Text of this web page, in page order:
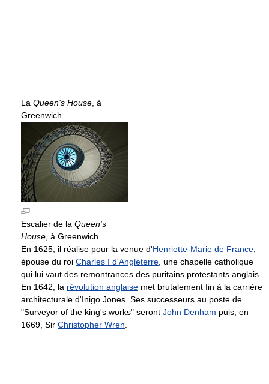
La Queen's House , à
Greenwich
Escalier de la Queen's
House, à Greenwich
En 1625, il réalise pour la venue d'Henriette-Marie de France,
épouse du roi Charles I d'Angleterre, une chapelle catholique
qui lui vaut des remontrances des puritains protestants anglais.
En 1642, la révolution anglaise met brutalement fin à la carrière
architecturale d'Inigo Jones. Ses successeurs au poste de
"Surveyor of the king's works" seront John Denham puis, en
1669, Sir Christopher Wren.